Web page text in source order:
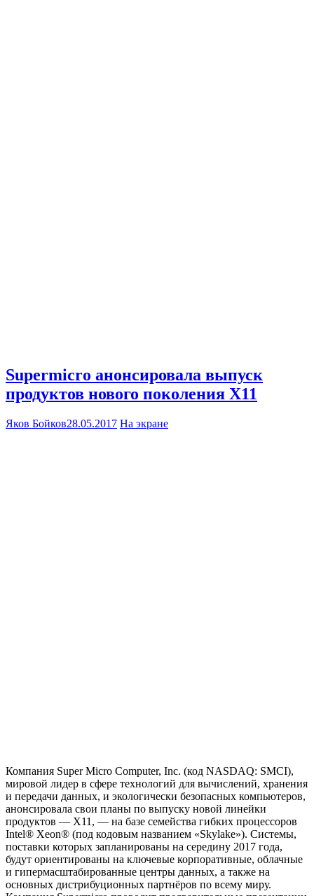
Supermicro анонсировала выпуск
продуктов нового поколения Х11
Яков Бойков28.05.2017 На экране
Компания Super Micro Computer, Inc. (код NASDAQ: SMCI),
мировой лидер в сфере технологий для вычислений, хранения
и передачи данных, и экологически безопасных компьютеров,
анонсировала свои планы по выпуску новой линейки
продуктов — Х11, — на базе семейства гибких процессоров
Intel® Xeon® (под кодовым названием «Skylake»). Системы,
поставки которых запланированы на середину 2017 года,
будут ориентированы на ключевые корпоративные, облачные
и гипермасштабированные центры данных, а также на
основных дистрибуционных партнёров по всему миру.